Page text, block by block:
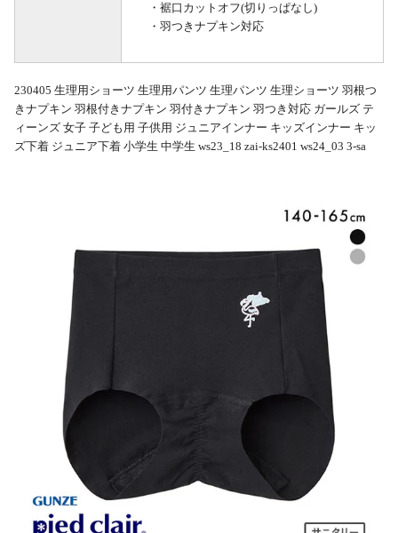
・裾口カットオフ(切りっぱなし)
・羽つきナプキン対応
230405 生理用ショーツ 生理用パンツ 生理パンツ 生理ショーツ 羽根つ
きナプキン 羽根付きナプキン 羽付きナプキン 羽つき対応 ガールズ テ
ィーンズ 女子 子ども用 子供用 ジュニアインナー キッズインナー キッ
ズ下着 ジュニア下着 小学生 中学生 ws23_18 zai-ks2401 ws24_03 3-sa